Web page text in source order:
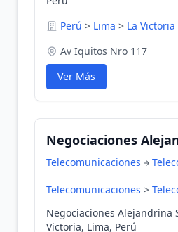
Perú > Lima > La Victoria
Av Iquitos Nro 117
Ver Más
Negociaciones
Telecomunicaciones
Telecomunicaciones >
Negociaciones Alejandrina
Victoria, Lima, Perú